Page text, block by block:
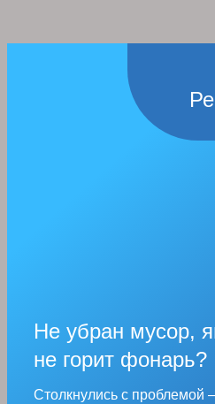
Не убран мусор,
не горит фонарь?
Столкнулись с проблемой